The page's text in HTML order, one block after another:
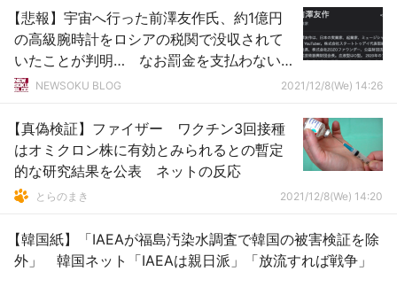
【悲報】宇宙へ行った前澤友作氏、約1億円
の高級腕時計をロシアの税関で没収されて
いたことが判明… なお罰金を支払わないと
返却されないもよう…
NEWSOKU BLOG 2021/12/8(We) 14:26
【真偽検証】ファイザー ワクチン3回接種
はオミクロン株に有効とみられるとの暫定
的な研究結果を公表 ネットの反応
とらのまき 2021/12/8(We) 14:20
【韓国紙】「IAEAが福島汚染水調査で韓国の被害検証を除
外」 韓国ネット「IAEAは親日派」「放流すれば戦争」